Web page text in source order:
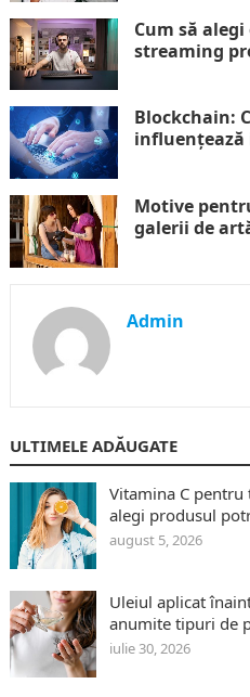
Cum să
streaming
Blockchain:
Motive
galerii de
Admin
ULTIMELE ADĂUGATE
Vitamina C pentru
alegi produsul
august 5, 2026
Uleiul aplicat
anumite tipuri de
iulie 30, 2026